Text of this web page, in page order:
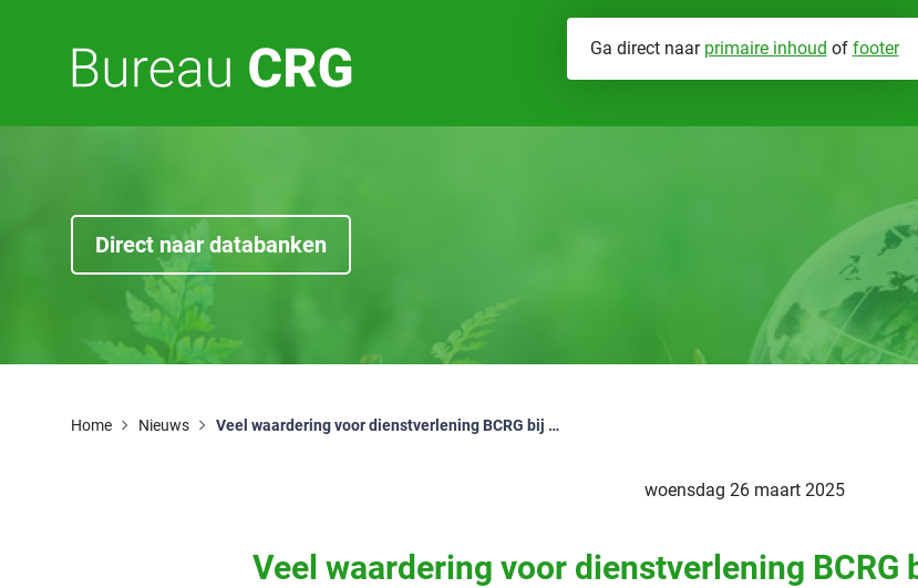
Ga direct naar primaire inhoud of footer
Direct naar databanken
Home Nieuws Veel waardering voor dienstverlening BCRG bij ministerie van VRO
woensdag 26 maart 2025
Veel waardering voor dienstverlening BCRG